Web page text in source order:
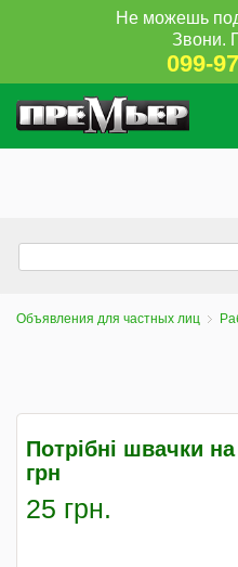
Не можешь
Звони.
099-
Объявления для частных лиц
Потрібні швачки
грн
25 грн.